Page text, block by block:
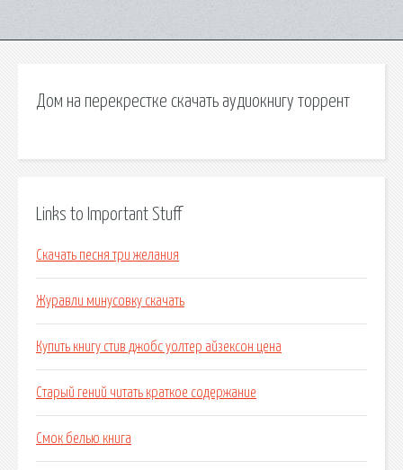
Дом на перекрестке скачать аудиокнигу торрент
Links to Important Stuff
Скачать песня три желания
Журавли минусовку скачать
Купить книгу стив джобс уолтер айзексон цена
Старый гений читать краткое содержание
Смок белью книга